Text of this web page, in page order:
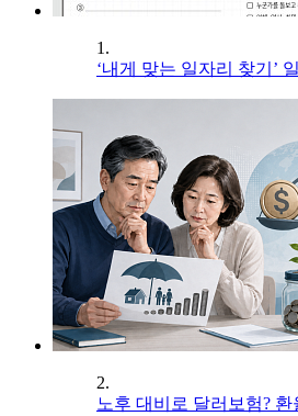
1.
‘내게 맞는 일자리 찾기’
2.
노후 대비로 달러보험?